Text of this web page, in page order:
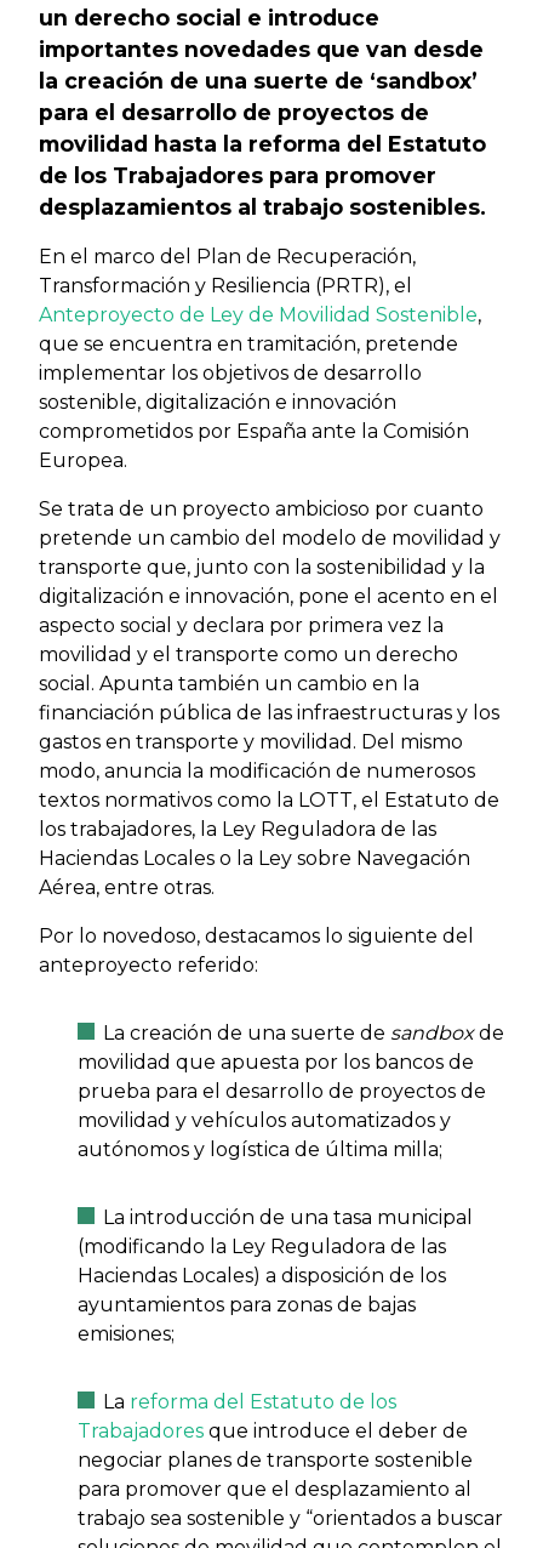
un derecho social e introduce
importantes novedades que van desde
la creación de una suerte de ‘sandbox’
para el desarrollo de proyectos de
movilidad hasta la reforma del Estatuto
de los Trabajadores para promover
desplazamientos al trabajo sostenibles.
En el marco del Plan de Recuperación,
Transformación y Resiliencia (PRTR), el
Anteproyecto de Ley de Movilidad Sostenible,
que se encuentra en tramitación, pretende
implementar los objetivos de desarrollo
sostenible, digitalización e innovación
comprometidos por España ante la Comisión
Europea.
Se trata de un proyecto ambicioso por cuanto
pretende un cambio del modelo de movilidad y
transporte que, junto con la sostenibilidad y la
digitalización e innovación, pone el acento en el
aspecto social y declara por primera vez la
movilidad y el transporte como un derecho
social. Apunta también un cambio en la
financiación pública de las infraestructuras y los
gastos en transporte y movilidad. Del mismo
modo, anuncia la modificación de numerosos
textos normativos como la LOTT, el Estatuto de
los trabajadores, la Ley Reguladora de las
Haciendas Locales o la Ley sobre Navegación
Aérea, entre otras.
Por lo novedoso, destacamos lo siguiente del
anteproyecto referido:
La creación de una suerte de sandboxde
movilidad que apuesta por los bancos de
prueba para el desarrollo de proyectos de
movilidad y vehículos automatizados y
autónomos y logística de última milla;
La introducción de una tasa municipal
(modificando la Ley Reguladora de las
Haciendas Locales) a disposición de los
ayuntamientos para zonas de bajas
emisiones;
La reforma del Estatuto de los
Trabajadores que introduce el deber de
negociar planes de transporte sostenible
para promover que el desplazamiento al
trabajo sea sostenible y “orientados a buscar